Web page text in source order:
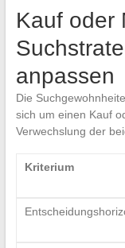
Kauf oder
anpassen
Die
sich um einen Kauf
Verwechslung der
Kriterium